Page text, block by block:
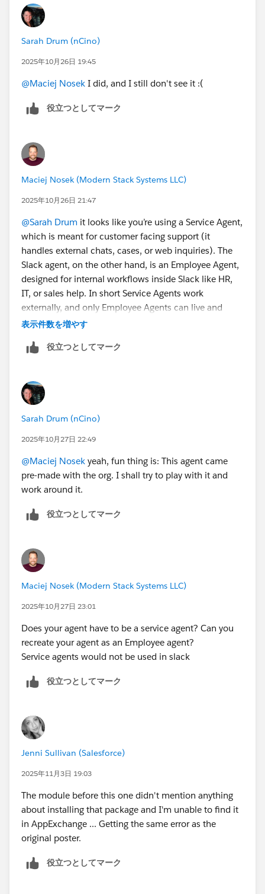
Sarah Drum (nCino)
2025年10月26日 19:45
@Maciej Nosek I did, and I still don't see it :(
役立つとしてマーク
Maciej Nosek (Modern Stack Systems LLC)
2025年10月26日 21:47
@Sarah Drum it looks like you’re using a Service Agent,
which is meant for customer facing support (it
handles external chats, cases, or web inquiries). The
Slack agent, on the other hand, is an Employee Agent,
designed for internal workflows inside Slack like HR,
IT, or sales help. In short Service Agents work
externally, and only Employee Agents can live and
respond inside Slack.
表示件数を増やす
役立つとしてマーク
Sarah Drum (nCino)
2025年10月27日 22:49
@Maciej Nosek yeah, fun thing is: This agent came
pre-made with the org. I shall try to play with it and
work around it.
役立つとしてマーク
Maciej Nosek (Modern Stack Systems LLC)
2025年10月27日 23:01
Does your agent have to be a service agent? Can you
recreate your agent as an Employee agent?
Service agents would not be used in slack
役立つとしてマーク
Jenni Sullivan (Salesforce)
2025年11月3日 19:03
The module before this one didn't mention anything
about installing that package and I'm unable to find it
in AppExchange ... Getting the same error as the
original poster.
役立つとしてマーク